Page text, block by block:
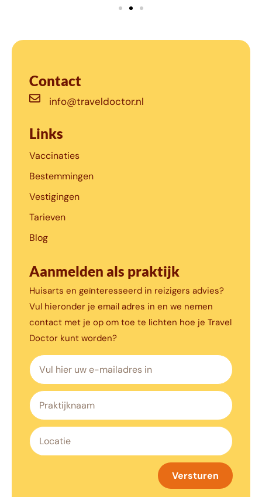
Contact
info@traveldoctor.nl
Links
Vaccinaties
Bestemmingen
Vestigingen
Tarieven
Blog
Aanmelden als praktijk
Huisarts en geïnteresseerd in reizigers advies?
Vul hieronder je email adres in en we nemen
contact met je op om toe te lichten hoe je Travel
Doctor kunt worden?
Versturen